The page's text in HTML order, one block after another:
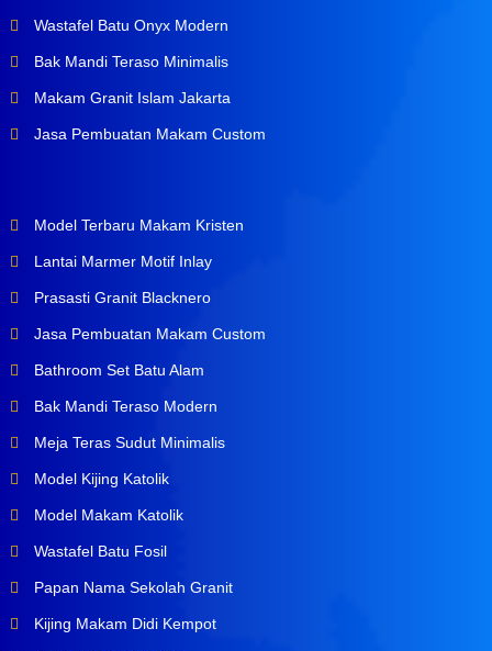
Wastafel Batu Onyx Modern
Bak Mandi Teraso Minimalis
Makam Granit Islam Jakarta
Jasa Pembuatan Makam Custom
Model Terbaru Makam Kristen
Lantai Marmer Motif Inlay
Prasasti Granit Blacknero
Jasa Pembuatan Makam Custom
Bathroom Set Batu Alam
Bak Mandi Teraso Modern
Meja Teras Sudut Minimalis
Model Kijing Katolik
Model Makam Katolik
Wastafel Batu Fosil
Papan Nama Sekolah Granit
Kijing Makam Didi Kempot